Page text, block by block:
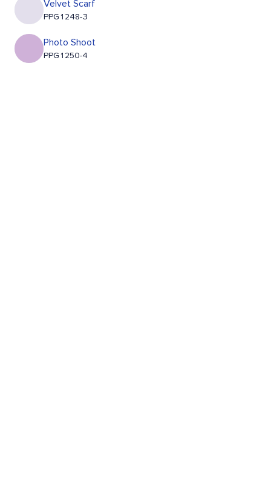
Velvet Scarf
PPG1248-3
Photo Shoot
PPG1250-4